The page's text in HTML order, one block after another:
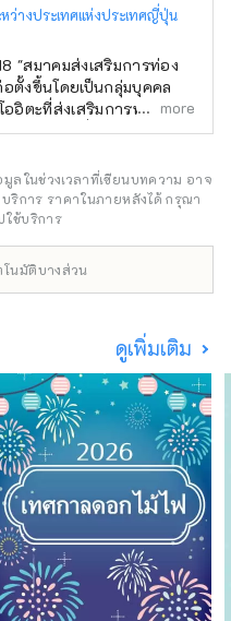
ดวกที่ครบครัน
ลิดเพลินกับบาร์บีคิวบน
นและหม้อไฟในห้องใน
กับการเที่ยวชม Yufuin
ชอบ! !
ว่างประเทศแห่งประเทศญี่ปุ่น
"สมาคมส่งเสริมการท่อง
อตั้งขึ้นโดยเป็นกลุ่มบุคคล
อิตะที่ส่งเสริมการท่องเที่ยว
ดยนักท่องเที่ยวชาวต่างชาติ
บียบใหม่และเปลี่ยนชื่อเป็น
Association "Inbound
Council" และมุ่งเน้นไปที่ 4
านการท่องเที่ยว" "การ
ต่างๆทั่วประเทศตาม
more
ลในช่วงเวลาที่เขียนบทความ อาจ
ริการ ราคาในภายหลังได้ กรุณา
ช้บริการ
โนมัติบางส่วน
ดูเพิ่มเติม